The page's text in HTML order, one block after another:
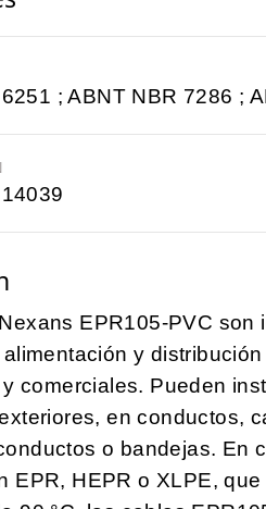
; ABNT NBR 7286 ;
EPR105-PVC
y
comerciales. Pueden
en conductos,
o bandejas. En
EPR, HEPR o XLPE,